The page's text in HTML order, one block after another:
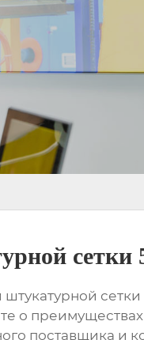
сетки
штукатурной сетки
о
поставщика и